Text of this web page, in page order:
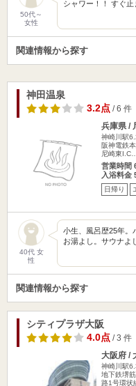
50代～
女性
シャワー！！ すぐ
関連情報から探す
神田温泉
3.2点/ 6 件
兵庫県 /
神崎川駅
阪神電鉄
尼崎東I.C…
営業時間
入浴料金
日帰り
40代 女
性
小生、風呂歴25年。
お湯よし。サウナよ
関連情報から探す
シティプラザ大阪
4.0点/ 3 件
大阪府 /
神崎川駅
地下鉄堺
路1号環状